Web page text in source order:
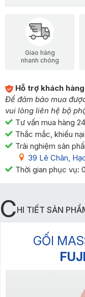
Giao hàng
nhanh chóng
Hỗ trợ khách
Để đảm bảo mua
vui lòng liên hệ bộ
Tư vấn mua hàng
Thắc mắc, khiếu
Trải nghiệm sản
39 Lê Chân,
Thời gian phục vụ:
CHI TIẾT SẢN
GỐI